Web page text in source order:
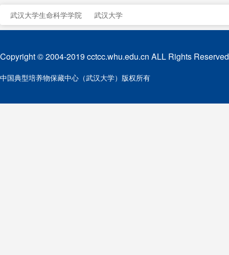
武汉大学生命科学学院
武汉大学
Copyright © 2004-2019 cctcc.whu.edu.cn ALL Rights
中国典型培养物保藏中心（武汉大学）版权所有